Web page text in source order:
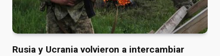
Rusia y Ucrania volvieron a intercambiar